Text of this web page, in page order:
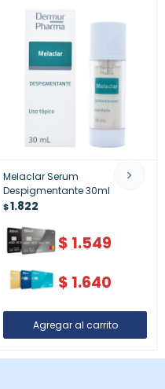
Melaclar Serum
Despigmentante 30ml
$1.822
$ 1.549
$ 1.640